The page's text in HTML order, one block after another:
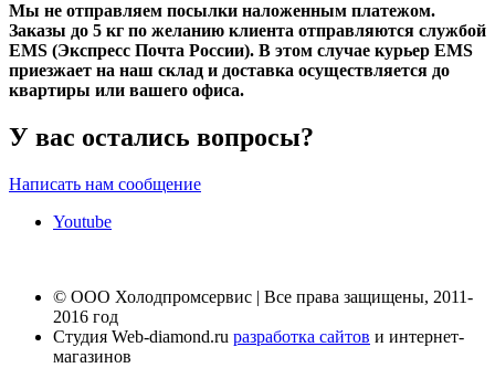
Мы не отправляем посылки наложенным платежом.
Заказы до 5 кг по желанию клиента отправляются службой
EMS (Экспресс Почта России). В этом случае курьер EMS
приезжает на наш склад и доставка осуществляется до
квартиры или вашего офиса.
У вас остались вопросы?
Написать нам сообщение
Youtube
© ООО Холодпромсервис | Все права защищены, 2011-
2016 год
Студия Web-diamond.ru разработка сайтов и интернет-
магазинов